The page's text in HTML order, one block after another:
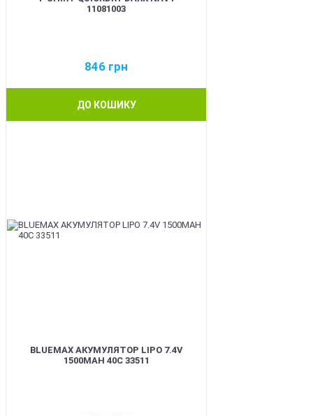
11081003
846 грн
ДО КОШИКУ
BLUEMAX АКУМУЛЯТОР LIPO 7.4V
1500MAH 40C 33511